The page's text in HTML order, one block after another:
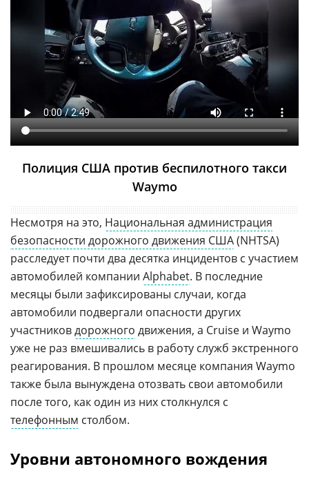
Полиция США против беспилотного такси
Waymo
Несмотря на это, Национальная администрация
безопасности дорожного движения США(NHTSA)
расследует почти два десятка инцидентов с участием
автомобилей компании Alphabet. В последние
месяцы были зафиксированы случаи, когда
автомобили подвергали опасности других
участниковдорожного движения, а Cruise и Waymo
уже не раз вмешивались в работу служб экстренного
реагирования. В прошлом месяце компания Waymo
также была вынуждена отозвать свои автомобили
после того, как один из них столкнулся с
телефонным столбом.
Уровни автономного вождения